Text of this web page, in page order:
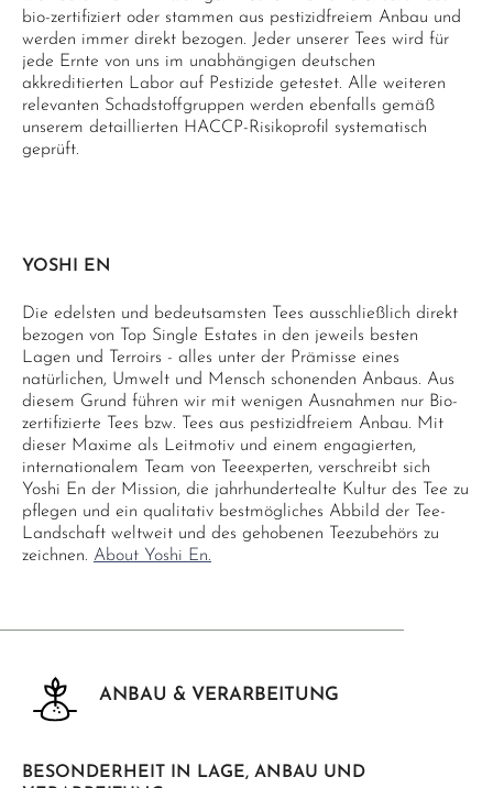
bio-zertifiziert oder stammen aus pestizidfreiem Anbau und
werden immer direkt bezogen. Jeder unserer Tees wird für
jede Ernte von uns im unabhängigen deutschen
akkreditierten Labor auf Pestizide getestet. Alle weiteren
relevanten Schadstoffgruppen werden ebenfalls gemäß
unserem detaillierten HACCP-Risikoprofil systematisch
geprüft.
YOSHI EN
Die edelsten und bedeutsamsten Tees ausschließlich direkt
bezogen von Top Single Estates in den jeweils besten
Lagen und Terroirs - alles unter der Prämisse eines
natürlichen, Umwelt und Mensch schonenden Anbaus. Aus
diesem Grund führen wir mit wenigen Ausnahmen nur Bio-
zertifizierte Tees bzw. Tees aus pestizidfreiem Anbau. Mit
dieser Maxime als Leitmotiv und einem engagierten,
internationalem Team von Teeexperten, verschreibt sich
Yoshi En der Mission, die jahrhundertealte Kultur des Tee zu
pflegen und ein qualitativ bestmögliches Abbild der Tee-
Landschaft weltweit und des gehobenen Teezubehörs zu
zeichnen. About Yoshi En.
ANBAU & VERARBEITUNG
BESONDERHEIT IN LAGE, ANBAU UND